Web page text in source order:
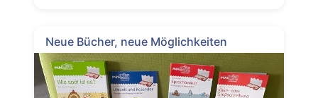
Neue Bücher, neue Möglichkeiten